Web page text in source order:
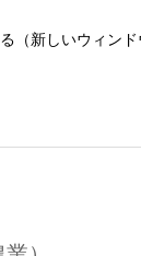
（新しいウィンド